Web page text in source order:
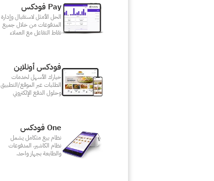
Pay فودكس
الحل الأمثل لاستقبال وإدارة
المدفوعات من خلال جميع
نقاط التفاعل مع العملاء
فودكس أونلاين
خيارك الأسهل لخدمات
الطلبات عبر الموقع/التطبيق
وحلول الدفع الإلكتروني
One فودكس
نظام بيع متكامل يشمل
نظام الكاشير، المدفوعات
والطابعة بجهاز واحد.